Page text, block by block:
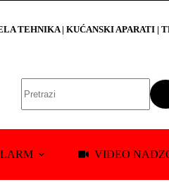
TEHNIKA | KUĆANSKI APARATI |
results
VIDEO